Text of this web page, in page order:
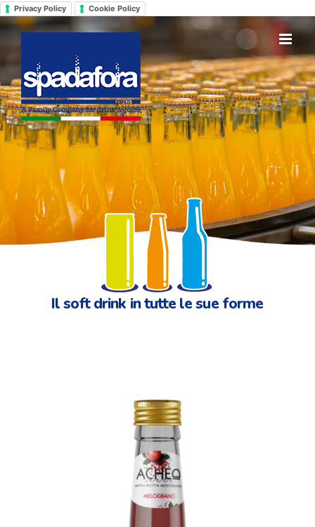
Privacy Policy Cookie Policy Salta
al
Il soft drink in tutte le sue forme